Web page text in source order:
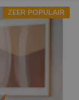
ZEER POPULAIR